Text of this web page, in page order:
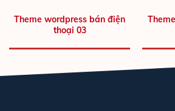
Theme wordpress bán điện
thoại 03